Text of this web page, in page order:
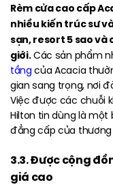
Rèm cửa cao cấp
nhiều kiến trúc sư
sạn, resort 5 sao
giới.Các sản phẩm
tầngcủa Acacia
gian sang trọng, nơi
Việc được các chuỗi
Hilton tin dùng là
đẳng cấp của thương
3.3. Được cộng
giá cao